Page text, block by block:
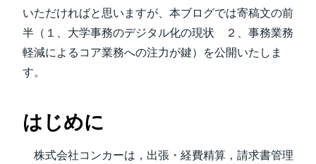
自治体・公共機関・教育機関等
いただければと思いますが、本ブログでは寄稿文の前
半（１、大学事務のデジタル化の現状 ２、事務業務
軽減によるコア業務への注力が鍵）を公開いたしま
す。
はじめに
株式会社コンカーは，出張・経費精算，請求書管理